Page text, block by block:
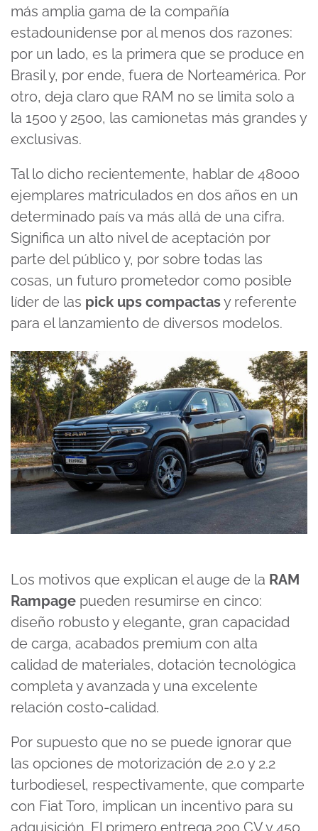
más amplia gama de la compañía
estadounidense por al menos dos razones:
por un lado, es la primera que se produce en
Brasil y, por ende, fuera de Norteamérica. Por
otro, deja claro que RAM no se limita solo a
la 1500 y 2500, las camionetas más grandes y
exclusivas.
Tal lo dicho recientemente, hablar de 48000
ejemplares matriculados en dos años en un
determinado país va más allá de una cifra.
Significa un alto nivel de aceptación por
parte del público y, por sobre todas las
cosas, un futuro prometedor como posible
líder de las pick ups compactasy referente
para el lanzamiento de diversos modelos.
Los motivos que explican el auge de la RAM
Rampage pueden resumirse en cinco:
diseño robusto y elegante, gran capacidad
de carga, acabados premium con alta
calidad de materiales, dotación tecnológica
completa y avanzada y una excelente
relación costo-calidad.
Por supuesto que no se puede ignorar que
las opciones de motorización de 2.0 y 2.2
turbodiesel, respectivamente, que comparte
con Fiat Toro, implican un incentivo para su
adquisición. El primero entrega 200 CV y 450